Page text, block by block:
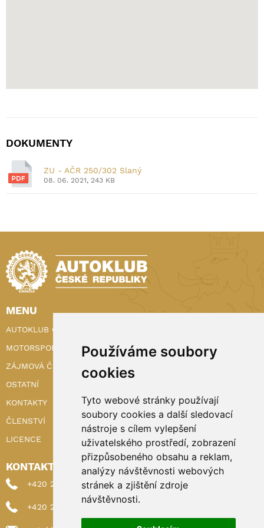
Používáme soubory
cookies
Tyto webové stránky používají
soubory cookies a další sledovací
nástroje s cílem vylepšení
uživatelského prostředí, zobrazení
přizpůsobeného obsahu a reklam,
analýzy návštěvnosti webových
stránek a zjištění zdroje
návštěvnosti.
DOKUMENTY
ZU - AČR 250/302 Slaný
08. 06. 2021, 243 KB
MENU
AUTOKLUB ČR
MOTORSPORT
ZÁJMOVÁ ČINNOST
OSTATNÍ
KONTAKTY
ČLENSTVÍ
LICENCE
KONTAKTY
+420 222 898 224 (sekretariat)
+420 222 898 221 (členství)